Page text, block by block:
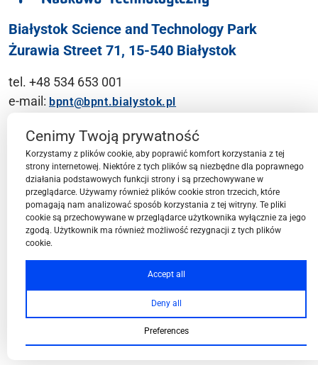
Białystok Science and Technology Park
Żurawia Street 71, 15-540 Białystok
tel. +48 534 653 001
e-mail: bpnt@bpnt.bialystok.pl
Contact
BPN-T Area
BPN-T Offer
Cenimy Twoją prywatność
Korzystamy z plików cookie, aby poprawić komfort korzystania z tej
strony internetowej. Niektóre z tych plików są niezbędne dla poprawnego
działania podstawowych funkcji strony i są przechowywane w
przeglądarce. Używamy również plików cookie stron trzecich, które
pomagają nam analizować sposób korzystania z tej witryny. Te pliki
cookie są przechowywane w przeglądarce użytkownika wyłącznie za jego
zgodą. Użytkownik ma również możliwość rezygnacji z tych plików
cookie.
Accept all
Deny all
Preferences